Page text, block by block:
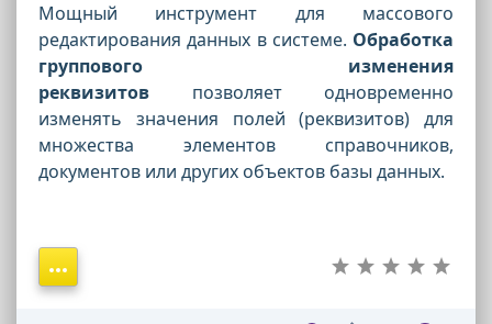
Мощный инструмент для массового
редактирования данных в системе. Обработка
группового изменения
реквизитов позволяет одновременно
изменять значения полей (реквизитов) для
множества элементов справочников,
документов или других объектов базы данных.